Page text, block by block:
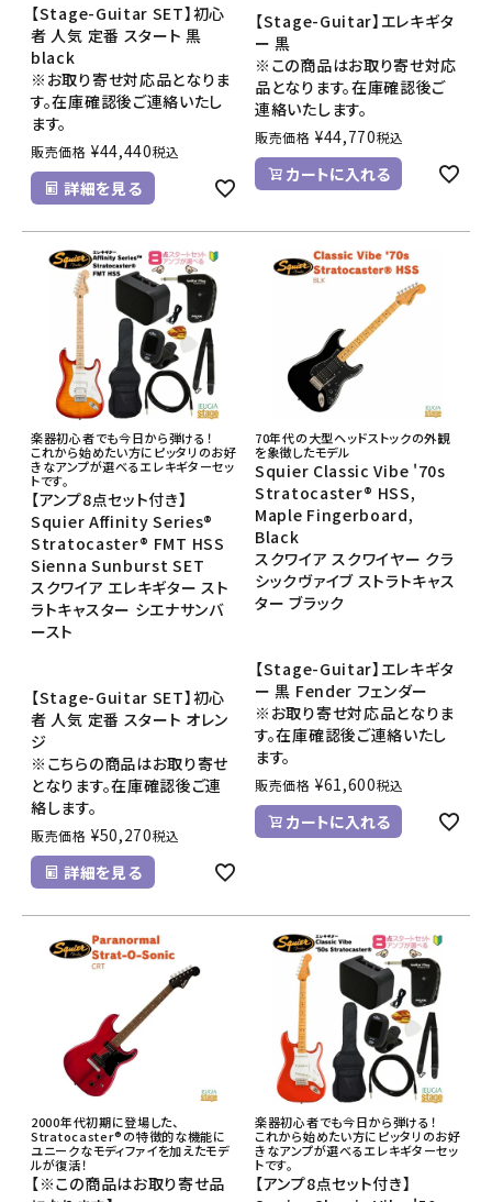
【Stage-Guitar SET】初心
者 人気 定番 スタート 黒
black
※お取り寄せ対応品となりま
す。在庫確認後ご連絡いたし
ます。
販売価格 ¥44,440税込
詳細を見る
【Stage-Guitar】エレキギタ
ー 黒
※この商品はお取り寄せ対応
品となります。在庫確認後ご
連絡いたします。
販売価格 ¥44,770税込
カートに入れる
楽器初心者でも今日から弾ける！
これから始めたい方にピッタリのお好
きなアンプが選べるエレキギターセッ
トです。
【アンプ8点セット付き】
Squier Affinity Series®
Stratocaster® FMT HSS
Sienna Sunburst SET
スクワイア エレキギター スト
ラトキャスター シエナサンバ
ースト
【Stage-Guitar SET】初心
者 人気 定番 スタート オレン
ジ
※こちらの商品はお取り寄せ
となります。在庫確認後ご連
絡します。
販売価格 ¥50,270税込
詳細を見る
70年代の大型ヘッドストックの外観
を象徴したモデル
Squier Classic Vibe '70s
Stratocaster® HSS,
Maple Fingerboard,
Black
スクワイア スクワイヤー クラ
シックヴァイブ ストラトキャス
ター ブラック
【Stage-Guitar】エレキギタ
ー 黒 Fender フェンダー
※お取り寄せ対応品となりま
す。在庫確認後ご連絡いたし
ます。
販売価格 ¥61,600税込
カートに入れる
2000年代初期に登場した、
Stratocaster®の特徴的な機能に
ユニークなモディファイを加えたモデ
ルが復活！
【※この商品はお取り寄せ品
楽器初心者でも今日から弾ける！
これから始めたい方にピッタリのお好
きなアンプが選べるエレキギターセッ
トです。
【アンプ8点セット付き】